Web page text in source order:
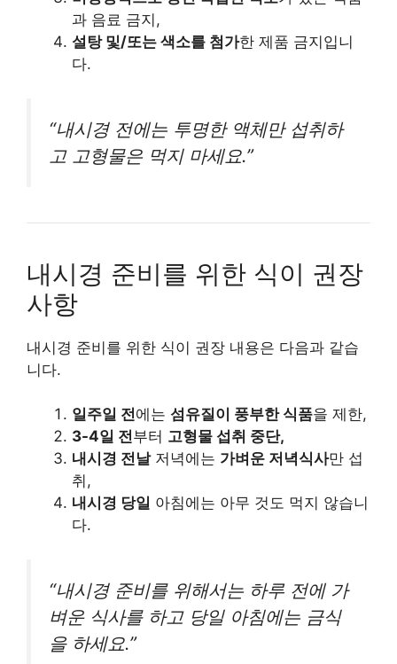
과 음료 금지,
설탕 및/또는 색소를 첨가한 제품 금지입니
다.
“내시경 전에는 투명한 액체만 섭취하
고 고형물은 먹지 마세요.”
내시경 준비를 위한 식이 권장
사항
내시경 준비를 위한 식이 권장 내용은 다음과 같습
니다.
일주일 전에는 섬유질이 풍부한 식품을 제한,
3-4일 전부터 고형물 섭취 중단,
내시경 전날저녁에는 가벼운 저녁식사만 섭
취,
내시경 당일 아침에는 아무 것도 먹지 않습니
다.
“내시경 준비를 위해서는 하루 전에 가
벼운 식사를 하고 당일 아침에는 금식
을 하세요.”